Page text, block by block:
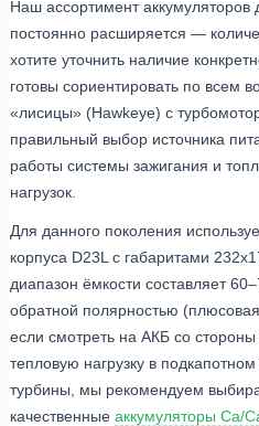
Наш ассортимент аккумуляторов
постоянно расширяется —
хотите уточнить наличие
готовы сориентировать по всем
«лисицы» (Hawkeye) с
правильный выбор источника
работы системы зажигания и
нагрузок.
Для данного поколения
корпуса D23L с габаритами
диапазон ёмкости составляет
обратной полярностью
если смотреть на АКБ со
тепловую нагрузку в
турбины, мы рекомендуем
качественные аккумуляторы Ca/